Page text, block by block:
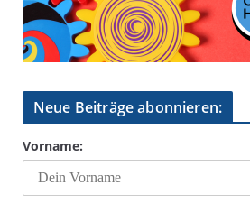
Neue Beiträge abonnieren:
Vorname: